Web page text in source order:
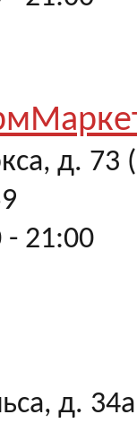
д. 73
21:00
д. 34а